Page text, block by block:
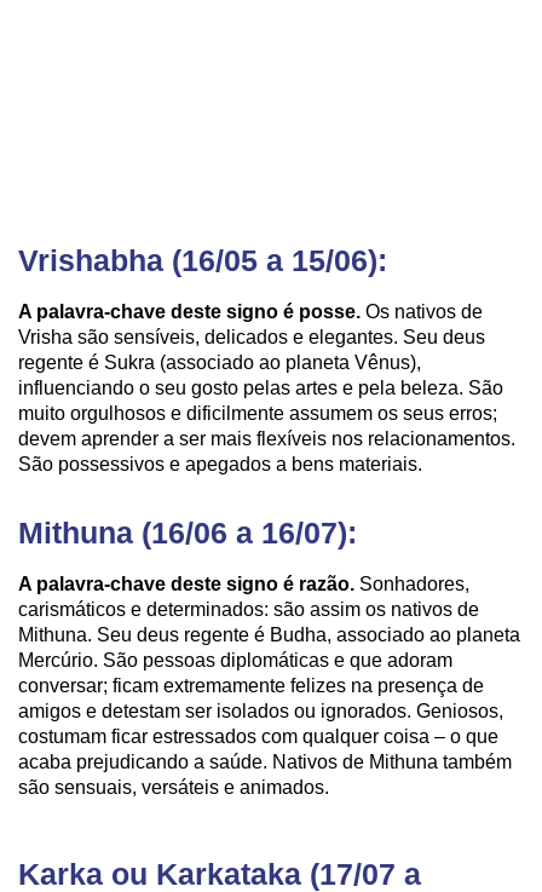
Vrishabha (16/05 a 15/06):
A palavra-chave deste signo é posse. Os nativos de
Vrisha são sensíveis, delicados e elegantes. Seu deus
regente é Sukra (associado ao planeta Vênus),
influenciando o seu gosto pelas artes e pela beleza. São
muito orgulhosos e dificilmente assumem os seus erros;
devem aprender a ser mais flexíveis nos relacionamentos.
São possessivos e apegados a bens materiais.
Mithuna (16/06 a 16/07):
A palavra-chave deste signo é razão. Sonhadores,
carismáticos e determinados: são assim os nativos de
Mithuna. Seu deus regente é Budha, associado ao planeta
Mercúrio. São pessoas diplomáticas e que adoram
conversar; ficam extremamente felizes na presença de
amigos e detestam ser isolados ou ignorados. Geniosos,
costumam ficar estressados com qualquer coisa – o que
acaba prejudicando a saúde. Nativos de Mithuna também
são sensuais, versáteis e animados.
Karka ou Karkataka (17/07 a